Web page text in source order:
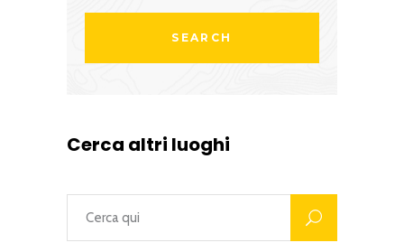
Cerca altri luoghi